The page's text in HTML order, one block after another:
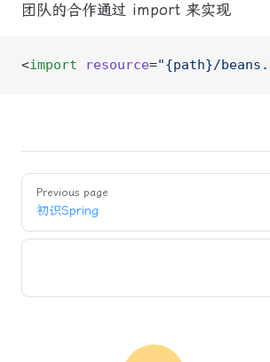
团队的合作通过 import 来实现
<import resource="{path}/
Pager
Previous page
初识Spring